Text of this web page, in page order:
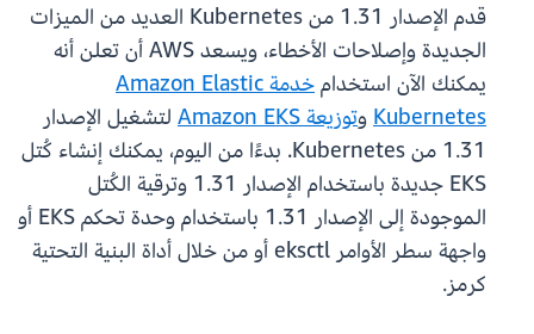
قدم الإصدار 1.31 من Kubernetes العديد من الميزات
الجديدة وإصلاحات الأخطاء، ويسعد AWS أن تعلن أنه
يمكنك الآن استخدام
خدمة Amazon Elastic
Kubernetesوتوزيعة Amazon EKS
لتشغيل الإصدار
1.31 من Kubernetes. بدءًا من اليوم، يمكنك إنشاء كُتل
EKS جديدة باستخدام الإصدار 1.31 وترقية الكُتل
الموجودة إلى الإصدار 1.31 باستخدام وحدة تحكم EKS أو
واجهة سطر الأوامر eksctl أو من خلال أداة البنية التحتية
كرمز.